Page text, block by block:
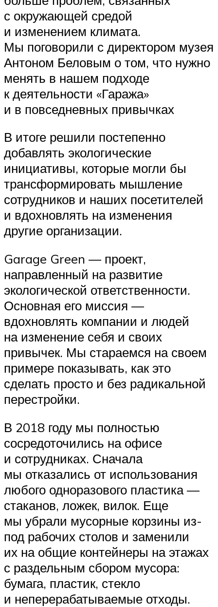
с окружающей средой
и изменением климата.
Мы поговорили с директором музея
Антоном Беловым о том, что нужно
менять в нашем подходе
к деятельности «Гаража»
и в повседневных привычках
В итоге решили постепенно
добавлять экологические
инициативы, которые могли бы
трансформировать мышление
сотрудников и наших посетителей
и вдохновлять на изменения
другие организации.
Garage Green — проект,
направленный на развитие
экологической ответственности.
Основная его миссия —
вдохновлять компании и людей
на изменение себя и своих
привычек. Мы стараемся на своем
примере показывать, как это
сделать просто и без радикальной
перестройки.
В 2018 году мы полностью
сосредоточились на офисе
и сотрудниках. Сначала
мы отказались от использования
любого одноразового пластика —
стаканов, ложек, вилок. Еще
мы убрали мусорные корзины из-
под рабочих столов и заменили
их на общие контейнеры на этажах
с раздельным сбором мусора:
бумага, пластик, стекло
и неперерабатываемые отходы.